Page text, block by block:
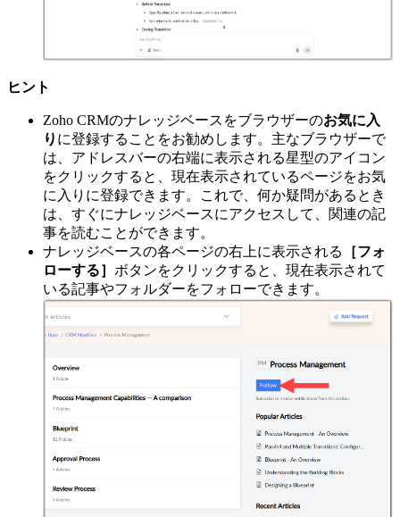
ヒント
Zoho CRMのナレッジベースをブラウザーのお気に入
り に登録することをお勧めします。主なブラウザーで
は、アドレスバーの右端に表示される星型のアイコン
をクリックすると、現在表示されているページをお気
に入りに登録できます。これで、何か疑問があるとき
は、すぐにナレッジベースにアクセスして、関連の記
事を読むことができます。
ナレッジベースの各ページの右上に表示される
［フォ
ローする］ ボタンをクリックすると、現在表示されて
いる記事やフォルダーをフォローできます。